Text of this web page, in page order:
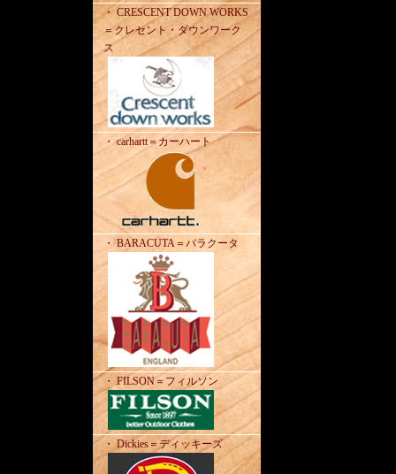
・ CRESCENT DOWN WORKS
＝クレセント・ダウンワーク
ス
・ carhartt＝カーハート
・ BARACUTA＝バラクータ
・ FILSON＝フィルソン
・ Dickies＝ディッキーズ